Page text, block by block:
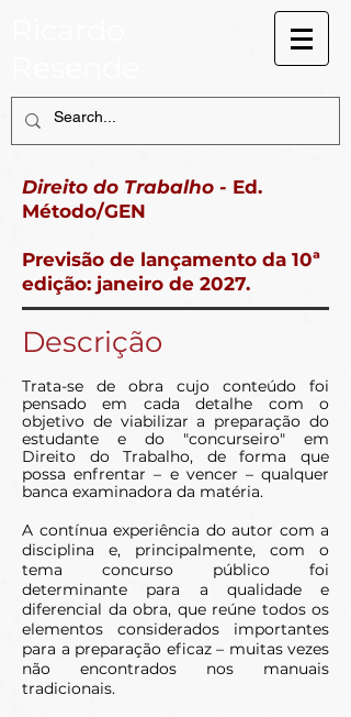
Direito do Trabalho - Ed.
Método/GEN
Previsão de lançamento da 10ª
edição: janeiro de 2027.
Descrição
Trata-se de obra cujo conteúdo foi
pensado em cada detalhe com o
objetivo de viabilizar a preparação do
estudante e do "concurseiro" em
Direito do Trabalho, de forma que
possa enfrentar – e vencer – qualquer
banca examinadora da matéria.
A contínua experiência do autor com a
disciplina e, principalmente, com o
tema concurso público foi
determinante para a qualidade e
diferencial da obra, que reúne todos os
elementos considerados importantes
para a preparação eficaz – muitas vezes
não encontrados nos manuais
tradicionais.